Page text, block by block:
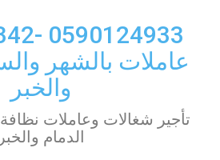
contentعاملات بالشهر
والخبر
تأجير شغالات وعاملات
الدمام والخبر